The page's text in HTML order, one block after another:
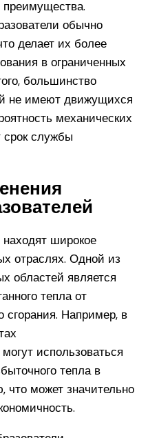
обычно
делает их более
в ограниченных
большинство
не имеют движущихся
механических
срок службы
широкое
отраслях. Одной из
областей является
тепла от
сгорания. Например, в
использоваться
тепла в
что может значительно